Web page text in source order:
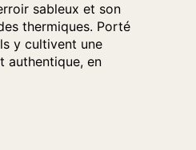
sableux et son
thermiques. Porté
y cultivent une
authentique, en